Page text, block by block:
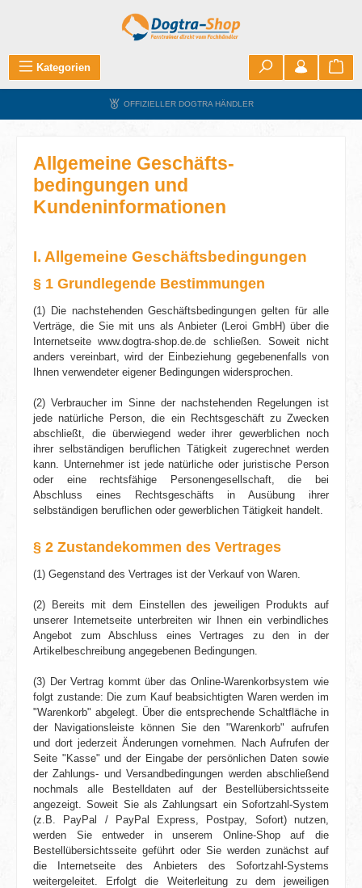
Zum Hauptinhalt springen
Kategorien
OFFIZIELLER DOGTRA HÄNDLER
Allgemeine Geschäfts­
bedingungen und
Kundeninformationen
I. Allgemeine Geschäftsbedingungen
§ 1 Grundlegende Bestimmungen
(1) Die nachstehenden Geschäfts­bedingungen gelten für alle
Verträge, die Sie mit uns als Anbieter (Leroi GmbH) über die
Internetseite www.dogtra-shop.de.de schließen. Soweit nicht
anders vereinbart, wird der Einbeziehung gegebenenfalls von
Ihnen verwendeter eigener Bedingungen widersprochen.
(2) Verbraucher im Sinne der nach­stehenden Regelungen ist
jede natürliche Person, die ein Rechtsgeschäft zu Zwecken
abschließt, die überwiegend weder ihrer gewerblichen noch
ihrer selbständigen beruflichen Tätigkeit zugerechnet werden
kann. Unternehmer ist jede natürliche oder juristische Person
oder eine rechtsfähige Personen­gesellschaft, die bei
Abschluss eines Rechtsgeschäfts in Ausübung ihrer
selbständigen beruflichen oder gewerblichen Tätigkeit handelt.
§ 2 Zustandekommen des Vertrages
(1) Gegenstand des Vertrages ist der Verkauf von Waren.
(2) Bereits mit dem Einstellen des jeweiligen Produkts auf
unserer Internetseite unterbreiten wir Ihnen ein verbindliches
Angebot zum Abschluss eines Vertrages zu den in der
Artikelbe­schreibung angegebenen Bedingungen.
(3) Der Vertrag kommt über das Online-Warenkorbsystem wie
folgt zustande: Die zum Kauf beabsichtigten Waren werden im
"Warenkorb" abgelegt. Über die entsprechende Schaltfläche in
der Navigations­leiste können Sie den "Warenkorb" aufrufen
und dort jederzeit Änderungen vornehmen. Nach Aufrufen der
Seite "Kasse" und der Eingabe der persönlichen Daten sowie
der Zahlungs- und Versandbedingungen werden abschließend
nochmals alle Bestelldaten auf der Bestellübersichtsseite
angezeigt. Soweit Sie als Zahlungsart ein Sofortzahl-System
(z.B. PayPal / PayPal Express, Postpay, Sofort) nutzen,
werden Sie entweder in unserem Online-Shop auf die
Bestellübersichtsseite geführt oder Sie werden zunächst auf
die Internetseite des Anbieters des Sofortzahl-Systems
weitergeleitet. Erfolgt die Weiterleitung zu dem jeweiligen